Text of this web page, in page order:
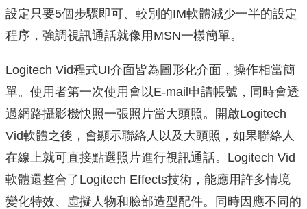
設定只要5個步驟即可、較別的IM軟體減少一半的設定
程序，強調視訊通話就像用MSN一樣簡單。
Logitech Vid程式UI介面皆為圖形化介面，操作相當簡
單。使用者第一次使用會以E-mail申請帳號，同時會透
過網路攝影機快照一張照片當大頭照。開啟Logitech
Vid軟體之後，會顯示聯絡人以及大頭照，如果聯絡人
在線上就可直接點選照片進行視訊通話。Logitech Vid
軟體還整合了Logitech Effects技術，能應用許多情境
變化特效、虛擬人物和臉部造型配件。同時因應不同的